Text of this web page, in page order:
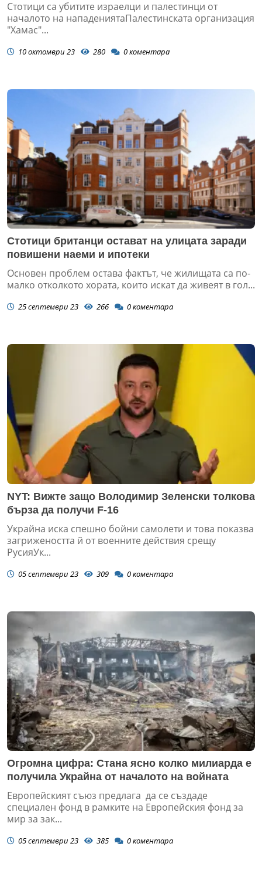
Стотици са убитите израелци и палестинци от
началото на нападениятаПалестинската организация
"Хамас"...
10 октомври 23 280 0коментара
Стотици британци остават на улицата заради
повишени наеми и ипотеки
Основен проблем остава фактът, че жилищата са по-
малко отколкото хората, които искат да живеят в гол...
25 септември 23 266 0коментара
NYT: Вижте защо Володимир Зеленски толкова
бърза да получи F-16
Украйна иска спешно бойни самолети и това показва
загрижеността й от военните действия срещу
РусияУк...
05 септември 23 309 0коментара
Огромна цифра: Стана ясно колко милиарда е
получила Украйна от началото на войната
Европейският съюз предлага да се създаде
специален фонд в рамките на Европейския фонд за
мир за зак...
05 септември 23 385 0коментара